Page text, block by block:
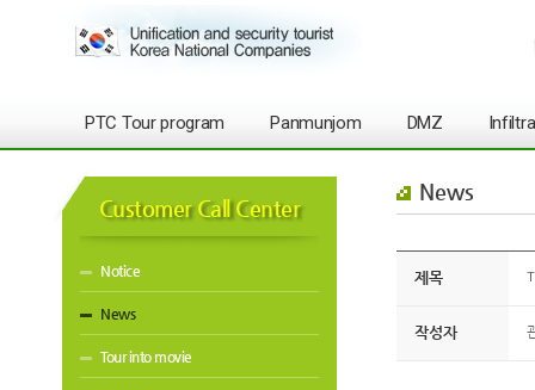
PTC Tour program Panmunjom DMZ
Customer Call Center
Notice
News
Tour into movie
News
제목
작성자